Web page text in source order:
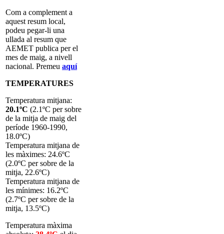
Com a complement a
aquest resum local,
podeu pegar-li una
ullada al resum que
AEMET publica per el
mes de maig, a nivell
nacional. Premeu aquí
TEMPERATURES
Temperatura mitjana:
20.1ºC (2.1ºC per sobre
de la mitja de maig del
període 1960-1990,
18.0ºC)
Temperatura mitjana de
les màximes: 24.6ºC
(2.0ºC per sobre de la
mitja, 22.6ºC)
Temperatura mitjana de
les mínimes: 16.2ºC
(2.7ºC per sobre de la
mitja, 13.5ºC)
Temperatura màxima